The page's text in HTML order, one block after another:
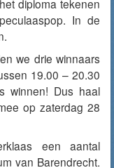
diploma tekenen
In de
we drie winnaars
19.00 – 20.30
winnen! Dus haal
op zaterdag 28
een aantal
van Barendrecht.